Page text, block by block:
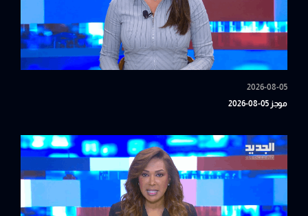
2026-08-05
موجز 05-08-2026